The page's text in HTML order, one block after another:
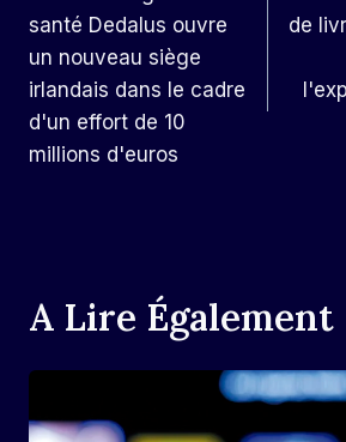
L’article
santé Dedalus ouvre
un nouveau siège
irlandais dans le cadre
d'un effort de 10
millions d'euros
de
A Lire Également